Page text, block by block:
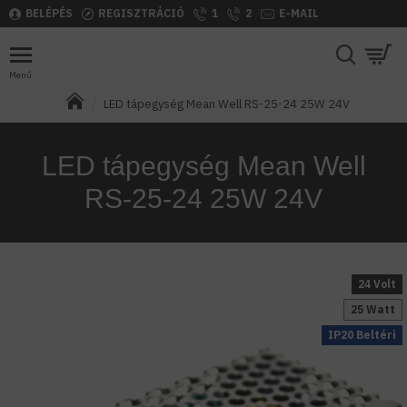
BELÉPÉS REGISZTRÁCIÓ 1 2 E-MAIL
LED tápegység Mean Well RS-25-24 25W 24V
LED tápegység Mean Well
RS-25-24 25W 24V
IP20 Beltéri
25 Watt
24 Volt